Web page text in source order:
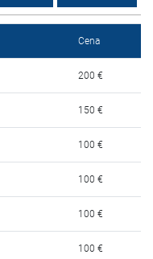
Cena
200 €
150 €
100 €
100 €
100 €
100 €